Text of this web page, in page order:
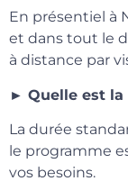
En présentiel à
et dans tout le
à distance par
► Quelle est la
La durée
le programme
vos besoins.